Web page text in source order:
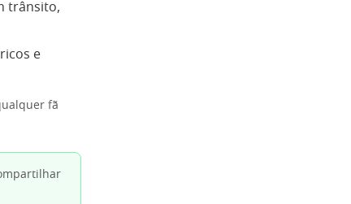
trânsito,
e
fã